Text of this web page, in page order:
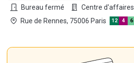
Bureau fermé
Centre d'affaires
Rue de Rennes, 75006 Paris
12 4 6